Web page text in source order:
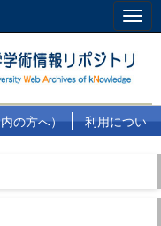
の方へ）
利用につい